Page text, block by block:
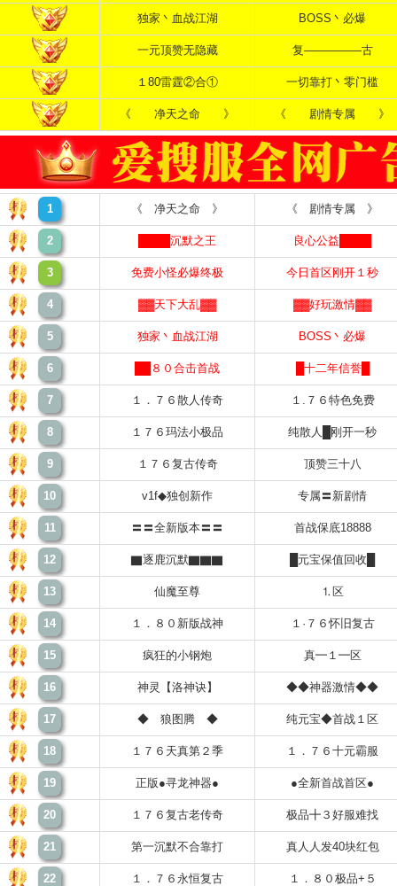
独家丶血战江湖 BOSS丶必爆
一元顶赞无隐藏 复—————古
１80雷霆②合① 一切靠打丶零门槛
《 净天之命 》 《 剧情专属 》
1 《 净天之命 》 《 剧情专属 》
2 ████沉默之王 良心公益████
3 免费小怪必爆终极 今日首区刚开１秒
4 ▓▓天下大乱▓▓ ▓▓好玩激情▓▓
5 独家丶血战江湖 BOSS丶必爆
6 ██８０合击首战 █十二年信誉█
7 １．７６散人传奇 １.７６特色免费
8 １７６玛法小极品 纯散人█刚开一秒
9 １７６复古传奇 顶赞三十八
10 v1f◆独创新作 专属〓新剧情
11 〓〓全新版本〓〓 首战保底18888
12 ▇逐鹿沉默▇▇▇ █元宝保值回收█
13 仙魔至尊 ⒈区
14 １．８０新版战神 １·７６怀旧复古
15 疯狂的小钢炮 真━１━区
16 神灵【洛神诀】 ◆◆神器激情◆◆
17 ◆ 狼图腾 ◆ 纯元宝◆首战１区
18 １７６天真第２季 １．７６十元霸服
19 正版●寻龙神器● ●全新首战首区●
20 １７６复古老传奇 极品╋３好服难找
21 第一沉默不合靠打 真人人发40块红包
22 １．７６永恒复古 １．８０极品+５